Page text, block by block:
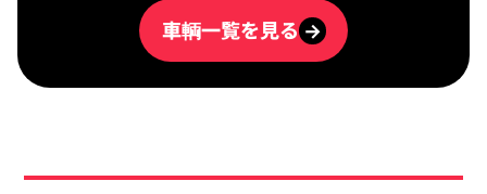
車輌一覧を見る →